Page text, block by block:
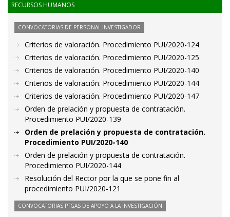
RECURSOS HUMANOS
CONVOCATORIAS DE PERSONAL INVESTIGADOR
Criterios de valoración. Procedimiento PUI/2020-124
Criterios de valoración. Procedimiento PUI/2020-125
Criterios de valoración. Procedimiento PUI/2020-140
Criterios de valoración. Procedimiento PUI/2020-144
Criterios de valoración. Procedimiento PUI/2020-147
Orden de prelación y propuesta de contratación.
Procedimiento PUI/2020-139
Orden de prelación y propuesta de contratación.
Procedimiento PUI/2020-140
Orden de prelación y propuesta de contratación.
Procedimiento PUI/2020-144
Resolución del Rector por la que se pone fin al
procedimiento PUI/2020-121
CONVOCATORIAS PTGAS DE APOYO A LA INVESTIGACIÓN